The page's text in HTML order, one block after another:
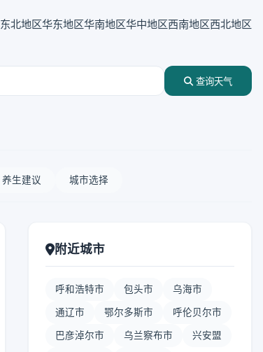
东北地区华东地区华南地区华中地区西南地区西北地区
查询天气
养生建议 城市选择
附近城市
呼和浩特市 包头市 乌海市
通辽市 鄂尔多斯市 呼伦贝尔市
巴彦淖尔市 乌兰察布市 兴安盟